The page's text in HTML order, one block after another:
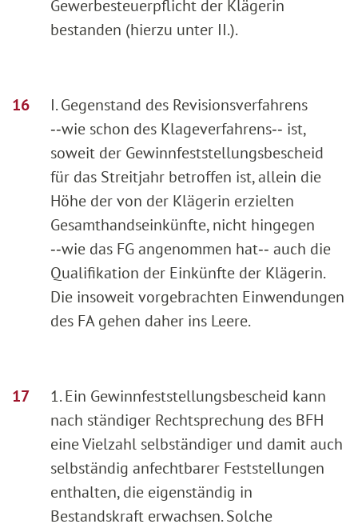
Gewerbesteuerpflicht der Klägerin
bestanden (hierzu unter II.).
I. Gegenstand des Revisionsverfahrens
‑‑wie schon des Klageverfahrens‑‑ ist,
soweit der Gewinnfeststellungsbescheid
für das Streitjahr betroffen ist, allein die
Höhe der von der Klägerin erzielten
Gesamthandseinkünfte, nicht hingegen
‑‑wie das FG angenommen hat‑‑ auch die
Qualifikation der Einkünfte der Klägerin.
Die insoweit vorgebrachten Einwendungen
des FA gehen daher ins Leere.
1. Ein Gewinnfeststellungsbescheid kann
nach ständiger Rechtsprechung des BFH
eine Vielzahl selbständiger und damit auch
selbständig anfechtbarer Feststellungen
enthalten, die eigenständig in
Bestandskraft erwachsen. Solche